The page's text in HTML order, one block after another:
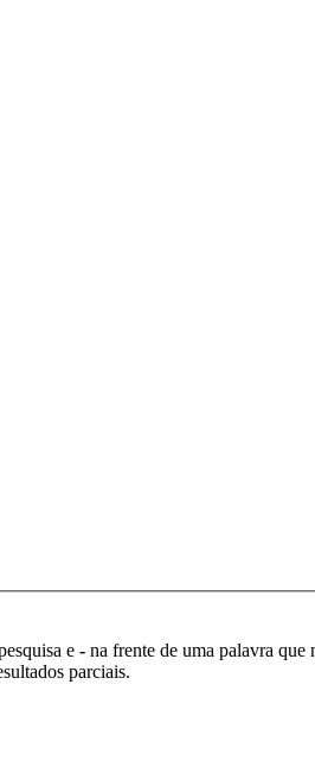
e - na frente de uma palavra que
parciais.